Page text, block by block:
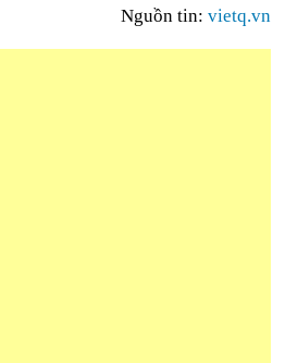
Nguồn tin: vietq.vn